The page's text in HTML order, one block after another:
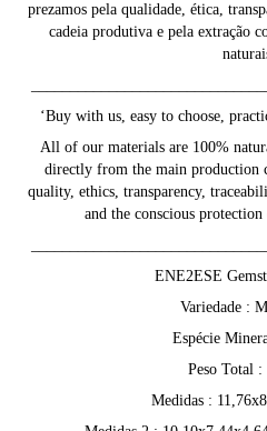
prezamos pela qualidade, ética,
cadeia produtiva e pela extração
‘Buy with us, easy to choose,
All of our materials are 100%
directly from the main production
quality, ethics, transparency,
and the conscious
ENE2ESE
Variedade :
Espécie
Peso Total
Medidas :